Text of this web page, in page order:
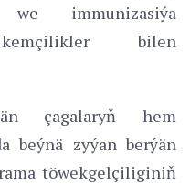
we immunizasiýa
kemçilikler bilen
çagalaryň hem
beýnä zyýan berýän
töwekgelçiliginiň